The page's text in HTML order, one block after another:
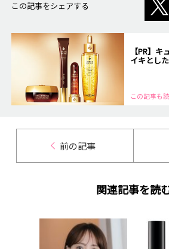
この記事をシェアする
【PR】
イキとし
この記事も
前の記事
関連記事を読